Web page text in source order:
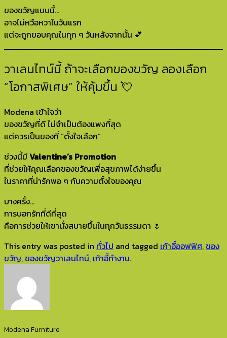
ของขวัญแบบนี้…
อาจไม่หวือหวาในวันแรก
แต่จะถูกขอบคุณในทุก ๆ วันหลังจากนั้น 💕
วาเลนไทน์นี้ ถ้าจะเลือกของขวัญ ลองเลือก
“โอกาสพิเศษ” ให้คุ้มขึ้น 💘
Modena เข้าใจว่า
ของขวัญที่ดี ไม่จำเป็นต้องแพงที่สุด
แต่ควรเป็นของที่ “ตั้งใจเลือก”
ช่วงนี้มีValentine’s Promotion
ที่ช่วยให้คุณเลือกของขวัญเพื่อสุขภาพได้ง่ายขึ้น
ในราคาที่น่ารักพอ ๆ กับความตั้งใจของคุณ
บางครั้ง…
การบอกรักที่ดีที่สุด
คือการช่วยให้เขานั่งสบายขึ้นในทุกวันธรรมดา 🌷
This entry was posted in ทั่วไป and tagged เก้าอี้ออฟฟิศ, ของ
ขวัญ, ของขวัญวาเลนไทน์, เก้าอี้ทำงาน.
Modena Furniture